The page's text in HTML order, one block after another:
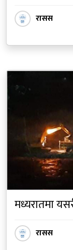
रासस
मध्यरातमा
रासस